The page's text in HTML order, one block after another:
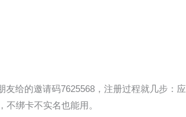
给的邀请码7625568，注册过程就几步：
绑卡不实名也能用。